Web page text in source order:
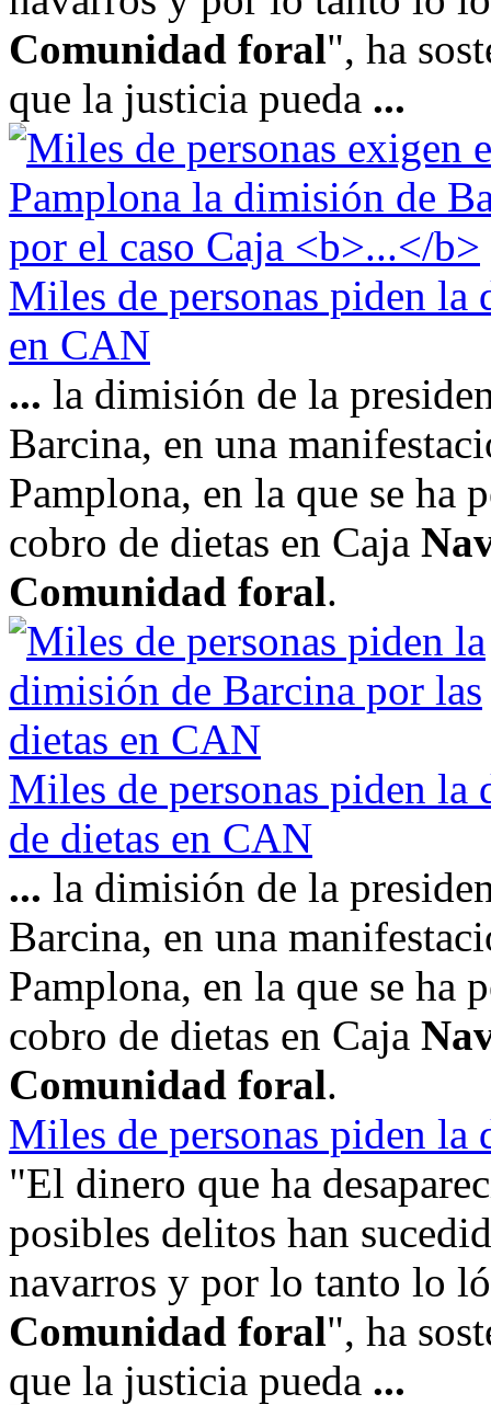
Comunidad foral", ha
que la justicia pueda ...
Miles de personas piden
en CAN
... la dimisión de la
Barcina, en una
Pamplona, en la que se ha
cobro de dietas en Caja
Comunidad foral.
Miles de personas piden
de dietas en CAN
... la dimisión de la
Barcina, en una
Pamplona, en la que se ha
cobro de dietas en Caja
Comunidad foral.
Miles de personas piden
"El dinero que ha
posibles delitos han
navarros y por lo tanto lo
Comunidad foral", ha
que la justicia pueda ...